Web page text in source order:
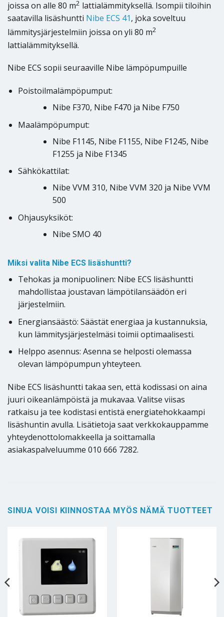
joissa on alle 80 m2 lattialämmityksellä. Isompii tiloihin
saatavilla lisäshuntti Nibe ECS 41, joka soveltuu
lämmitysjärjestelmiin joissa on yli 80 m2
lattialämmityksellä.
Nibe ECS sopii seuraaville Nibe lämpöpumpuille
Poistoilmalämpöpumput:
Nibe F370, Nibe F470 ja Nibe F750
Maalämpöpumput:
Nibe F1145, Nibe F1155, Nibe F1245, Nibe
F1255 ja Nibe F1345
Sähkökattilat:
Nibe VVM 310, Nibe VVM 320 ja Nibe VVM
500
Ohjausyksiköt:
Nibe SMO 40
Miksi valita Nibe ECS lisäshuntti?
Tehokas ja monipuolinen: Nibe ECS lisäshuntti
mahdollistaa joustavan lämpötilansäädön eri
järjestelmiin.
Energiansäästö: Säästät energiaa ja kustannuksia,
kun lämmitysjärjestelmäsi toimii optimaalisesti.
Helppo asennus: Asenna se helposti olemassa
olevan lämpöpumpun yhteyteen.
Nibe ECS lisäshuntti takaa sen, että kodissasi on aina
juuri oikeanlämpöistä ja mukavaa. Valitse viisas
ratkaisu ja tee kodistasi entistä energiatehokkaampi
lisäshuntin avulla. Lisätietoja saat verkkokauppamme
yhteydenottolomakkeella ja soittamalla
asiakaspalveluumme 010 666 7282.
SINUA VOISI KIINNOSTAA MYÖS NÄMÄ TUOTTEET